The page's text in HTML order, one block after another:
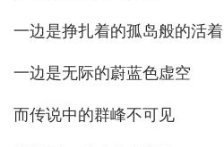
一边是挣扎着的孤岛般的活着
一边是无际的蔚蓝色虚空
而传说中的群峰不可见